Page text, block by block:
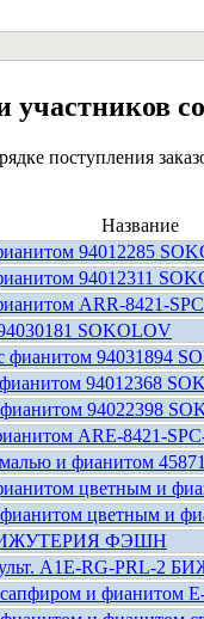
участников
поступления
Название
94012285
94012311
ARR-8421-
SOKOLOV
фианитом 94031894
94012368
фианитом 94022398
ARE-8421-
эмалью и фианитом
цветным и
фианитом цветным и
БИЖУТЕРИЯ ФЭШН
A1E-RG-PRL-
и фианитом